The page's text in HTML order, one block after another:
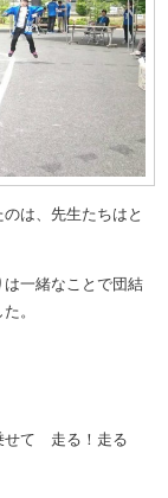
は、先生たちはと
一緒なことで団結
。
せて 走る！走る